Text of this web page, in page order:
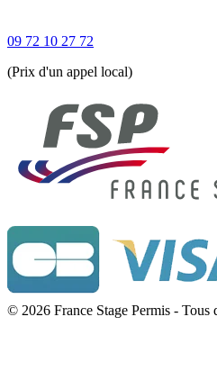
09 72 10 27 72
(Prix d'un appel local)
© 2026 France Stage Permis - Tous